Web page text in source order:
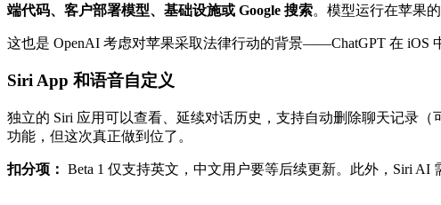
端代码、客户部署模型、基础设施或 Google 搜索。模型运行在苹果
这也是 OpenAI 考虑对苹果采取法律行动的背景——ChatGPT 在 iOS
Siri App 和语音自定义
独立的 Siri 应用可以查看、延续对话历史，支持自动删除聊天记录
功能，但这次真正做到位了。
扣分项： Beta 1 仅支持英文，中文用户要等后续更新。此外，Siri AI